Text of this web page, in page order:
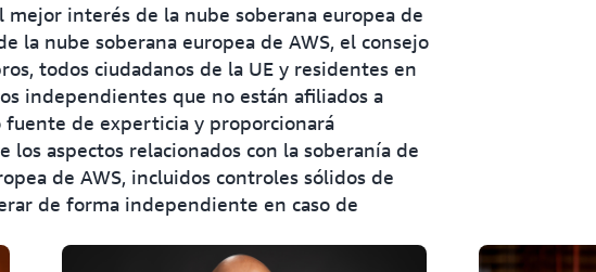
interés de la nube soberana europea de
la nube soberana europea de AWS, el consejo
todos ciudadanos de la UE y residentes en
independientes que no están afiliados a
fuente de experticia y proporcionará
aspectos relacionados con la soberanía de
de AWS, incluidos controles sólidos de
de forma independiente en caso de